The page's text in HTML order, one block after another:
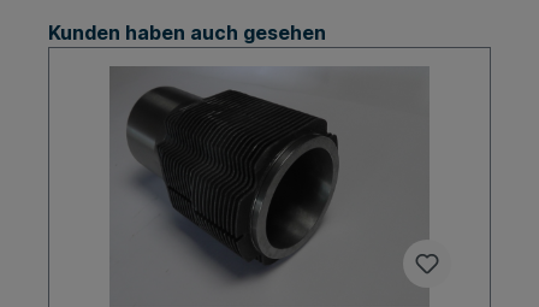
Kunden haben auch gesehen